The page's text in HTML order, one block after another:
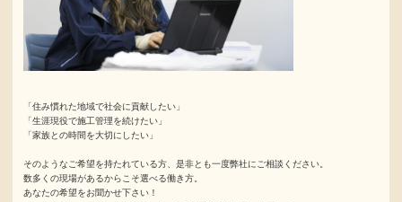
「住み慣れた地域で社会に貢献したい」
「生涯現役で施工管理を続けたい」
「家族との時間を大切にしたい」
そのようなご希望を持たれている方、是非とも一度弊社にご相談ください。
数多くの現場があるからこそ選べる働き方。
あなたの希望をお聞かせ下さい！